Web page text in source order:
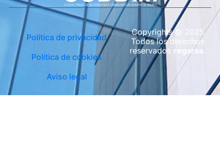
Política de privacidad
Política de cookies
Aviso legal
Copyrights © 2025
Todos los derechos
reservados regarsa .